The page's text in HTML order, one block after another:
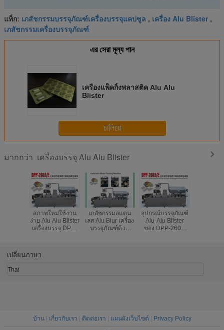
แท็ก: เภสัชกรรมบรรจุภัณฑ์เครื่องบรรจุแคปซูล , เครื่อง Alu Blister ,
เภสัชกรรมเครื่องบรรจุภัณฑ์
এর সেরা মূল্য পান
เครื่องแพ็คกิ้งพลาสติค Alu Alu
Blister
চালিয়ে
มากกว่า เครื่องบรรจุ Alu Alu Blister
สภาพใหม่ใช้งาน
ง่าย Alu Alu Blister
เครื่องบรรจุ DPP-
เภสัชกรรมสแตน
เลส Alu Blur เครื่อง
บรรจุภัณฑ์ด้วย
อุปกรณ์บรรจุภัณฑ์
Alu-Alu Blister
ของ DPP-260E
เปลี่ยนภาษา
Thai
บ้าน| เกี่ยวกับเรา ติดต่อเรา แผนผังเว็บไซต์ Privacy Policy